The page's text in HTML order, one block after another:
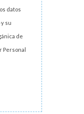
datos
su
de
Personal